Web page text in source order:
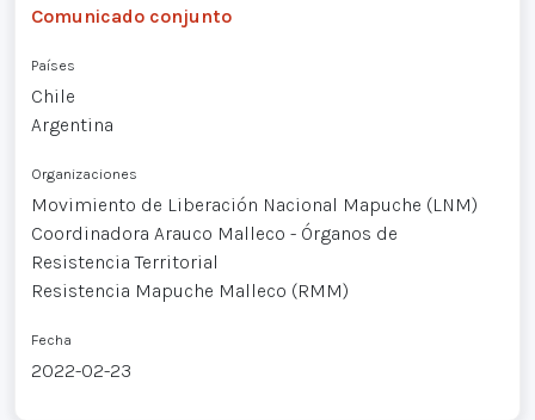
Comunicado conjunto
Países
Chile
Argentina
Organizaciones
Movimiento de Liberación Nacional Mapuche (LNM)
Coordinadora Arauco Malleco - Órganos de
Resistencia Territorial
Resistencia Mapuche Malleco (RMM)
Fecha
2022-02-23